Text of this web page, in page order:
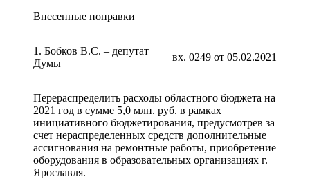
Внесенные поправки
1. Бобков В.С. – депутат
Думы
вх. 0249 от 05.02.2021
Перераспределить расходы областного бюджета на
2021 год в сумме 5,0 млн. руб. в рамках
инициативного бюджетирования, предусмотрев за
счет нераспределенных средств дополнительные
ассигнования на ремонтные работы, приобретение
оборудования в образовательных организациях г.
Ярославля.